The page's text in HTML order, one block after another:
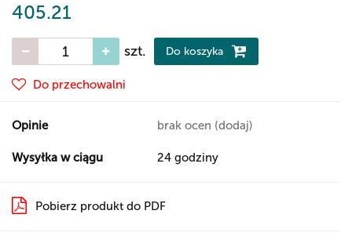
405.21
szt. Do koszyka
Do przechowalni
Opinie brak ocen (dodaj)
Wysyłka w ciągu 24 godziny
Pobierz produkt do PDF